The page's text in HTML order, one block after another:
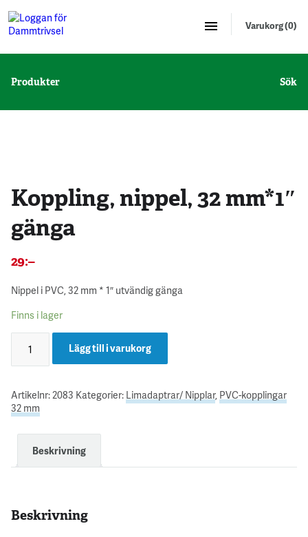
Varukorg (0)
Produkter Sök
Koppling, nippel, 32 mm*1″
gänga
29:–
Nippel i PVC, 32 mm * 1″ utvändig gänga
Finns i lager
Lägg till i varukorg
Artikelnr:2083 Kategorier: Limadaptrar/ Nipplar, PVC-kopplingar
32 mm
Beskrivning
Beskrivning